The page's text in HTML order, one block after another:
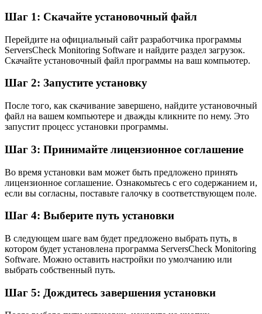
Шаг 1: Скачайте установочный файл
Перейдите на официальный сайт разработчика программы
ServersCheck Monitoring Software и найдите раздел загрузок.
Скачайте установочный файл программы на ваш компьютер.
Шаг 2: Запустите установку
После того, как скачивание завершено, найдите установочный
файл на вашем компьютере и дважды кликните по нему. Это
запустит процесс установки программы.
Шаг 3: Принимайте лицензионное соглашение
Во время установки вам может быть предложено принять
лицензионное соглашение. Ознакомьтесь с его содержанием и,
если вы согласны, поставьте галочку в соответствующем поле.
Шаг 4: Выберите путь установки
В следующем шаге вам будет предложено выбрать путь, в
котором будет установлена программа ServersCheck Monitoring
Software. Можно оставить настройки по умолчанию или
выбрать собственный путь.
Шаг 5: Дождитесь завершения установки